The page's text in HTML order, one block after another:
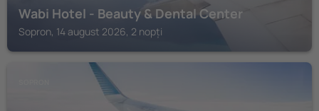
Wabi Hotel - Beauty & Dental Center
Sopron, 14 august 2026, 2 nopți